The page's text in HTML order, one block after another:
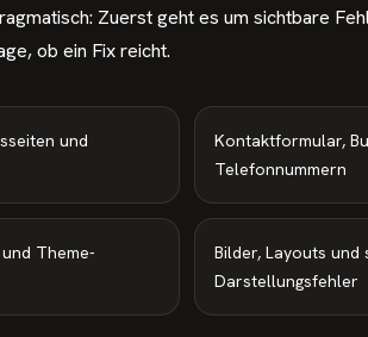
Zuerst geht es um sichtbare
ob ein Fix reicht.
und
Kontaktformular,
Telefonnummern
Theme-
Bilder, Layouts und
Darstellungsfehler